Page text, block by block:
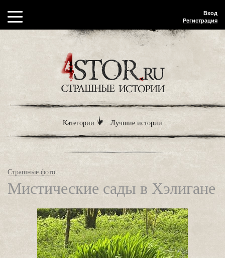
Вход
Регистрация
Категории Лучшие истории
Страшные фото
Мистические сады в Хэлигане